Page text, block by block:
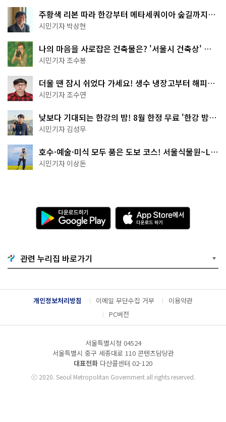
주황색 리본 따라 한강부터 메타세쿼이아 숲길까지…
서울둘레길 15코스
시민기자 박상현
나의 마음을 사로잡은 건축물은? '서울시 건축상' 수
상작 공개!
시민기자 조수봉
더울 땐 잠시 쉬었다 가세요! 생수 냉장고부터 해피소
·무더위쉼터까지
시민기자 조수연
낮보다 기대되는 한강의 밤! 8월 한정 무료 '한강 밤
핑' 예약은?
시민기자 김성무
호수·예술·미식 모두 품은 도보 코스! 서울식물원~LG
아트센터~마곡테라스거리
시민기자 이상돈
다
운
로
기
G
o
g
l
e
l
A
p
p
e
서
다
운
드
관련 누리집 바로가기
개인정보처리방침 이메일 무단수집 거부
이용약관
PC버전
서울특별시청 04524
서울특별시 중구 세종대로 110 콘텐츠담당관
대표전화 다산콜센터 02-120
ⓒ2020. Seoul Metropolitan Government all rights reserved.